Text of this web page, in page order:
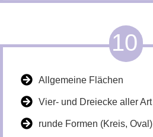
10
Allgemeine Flächen
Vier- und Dreiecke aller Art
runde Formen (Kreis, Oval)